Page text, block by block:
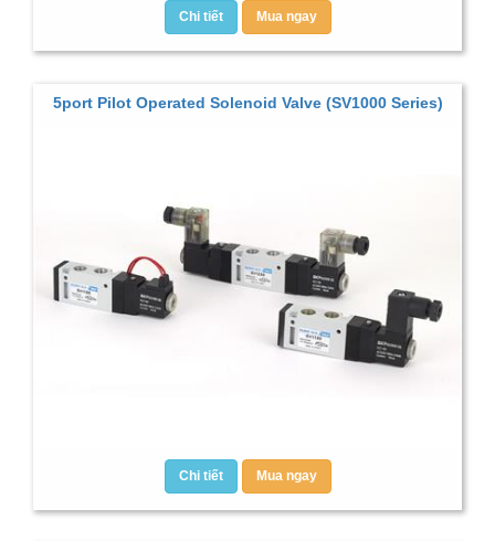
Chi tiết Mua ngay
5port Pilot Operated Solenoid Valve (SV1000 Series)
Chi tiết Mua ngay